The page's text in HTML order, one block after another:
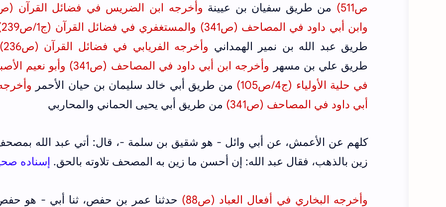
ص511)
من طريق سفيان بن عيينة
وابن أبي داود في المصاحف (ص341) والمستغفري في فضائل القرآن (ج1/ص239)
طريق عبد الله بن نمير الهمداني وأخرجه الفريابي في فضائل القرآن (ص236)
طريق علي بن مسهر
وأخرجه ابن أبي داود في المصاحف (ص341) وأبو
في حلية الأولياء (ج4/ص
105
) من طريق أبي خالد سليمان بن حيان الأحمر
أبي داود في المصاحف (ص341)
من طريق أبي يحيى الحماني والمحاربي
كلهم عن الأعمش، عن أبي وائل - هو شقيق بن سلمة -، قال: أتي عبد الله
زين بالذهب، فقال عبد الله: إن أحسن ما زين به المصحف تلاوته بالحق. إسناده
وأخرجه البخاري في أفعال العباد (ص88)
حدثنا عمر بن حفص، ثنا أبي - هو